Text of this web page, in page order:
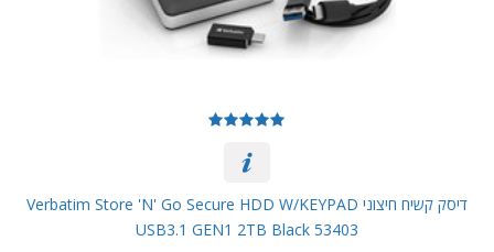
דיסק קשיח חיצוני Verbatim Store 'n' Go Secure HDD W/KEYPAD
USB3.1 GEN1 2TB Black 53403